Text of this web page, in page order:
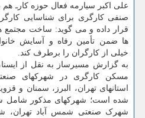
علی اکبر سیارمه فعال حوزه کارـ
صنفی کارگری برای شناسایی
قرار داده و می گوید: ساخت مجتمع
ها ضمن تأمین رفاه و آسایش
خیلی از کارگران را برطرف کند.
به گزارش مسیرساز به نقل از
مسکن کارگری در شهرکهای
استانهای تهران، البرز، سمنان و
شده است؛ شهرکهای مذکور شامل
شهرک صنعتی شمس آباد تهران،